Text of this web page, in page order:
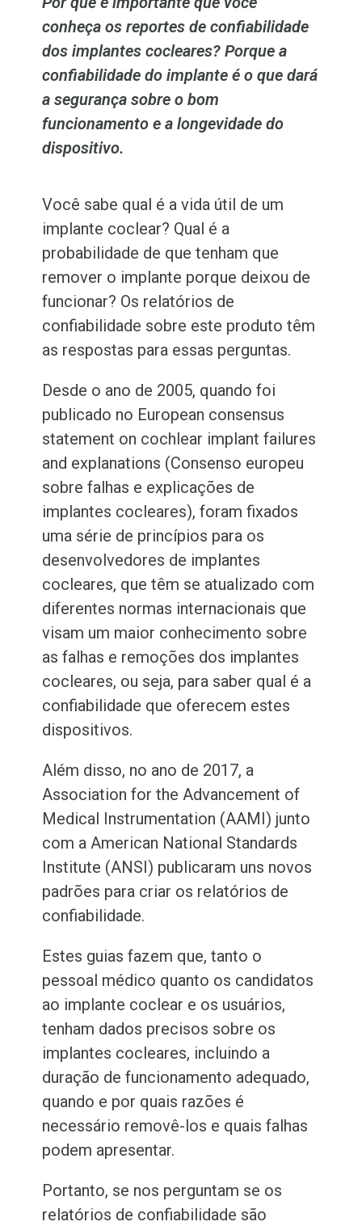
conheça os reportes de confiabilidade
dos implantes cocleares? Porque a
confiabilidade do implante é o que dará
a segurança sobre o bom
funcionamento e a longevidade do
dispositivo.
Você sabe qual é a vida útil de um
implante coclear? Qual é a
probabilidade de que tenham que
remover o implante porque deixou de
funcionar? Os relatórios de
confiabilidade sobre este produto têm
as respostas para essas perguntas.
Desde o ano de 2005, quando foi
publicado no European consensus
statement on cochlear implant failures
and explanations (Consenso europeu
sobre falhas e explicações de
implantes cocleares), foram fixados
uma série de princípios para os
desenvolvedores de implantes
cocleares, que têm se atualizado com
diferentes normas internacionais que
visam um maior conhecimento sobre
as falhas e remoções dos implantes
cocleares, ou seja, para saber qual é a
confiabilidade que oferecem estes
dispositivos.
Além disso, no ano de 2017, a
Association for the Advancement of
Medical Instrumentation (AAMI) junto
com a American National Standards
Institute (ANSI) publicaram uns novos
padrões para criar os relatórios de
confiabilidade.
Estes guias fazem que, tanto o
pessoal médico quanto os candidatos
ao implante coclear e os usuários,
tenham dados precisos sobre os
implantes cocleares, incluindo a
duração de funcionamento adequado,
quando e por quais razões é
necessário removê-los e quais falhas
podem apresentar.
Portanto, se nos perguntam se os
relatórios de confiabilidade são